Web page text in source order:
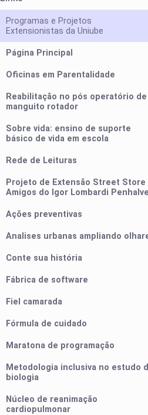
Programas e Projetos
Extensionistas da Uniube
Página Principal
Oficinas em Parentalidade
Reabilitação no pós operatório de
manguito rotador
Sobre vida: ensino de suporte
básico de vida em escola
Rede de Leituras
Projeto de Extensão Street Store
Amigos do Igor Lombardi
Ações preventivas
Analises urbanas ampliando
Conte sua história
Fábrica de software
Fiel camarada
Fórmula de cuidado
Maratona de programação
Metodologia inclusiva no estudo
biologia
Núcleo de reanimação
cardiopulmonar